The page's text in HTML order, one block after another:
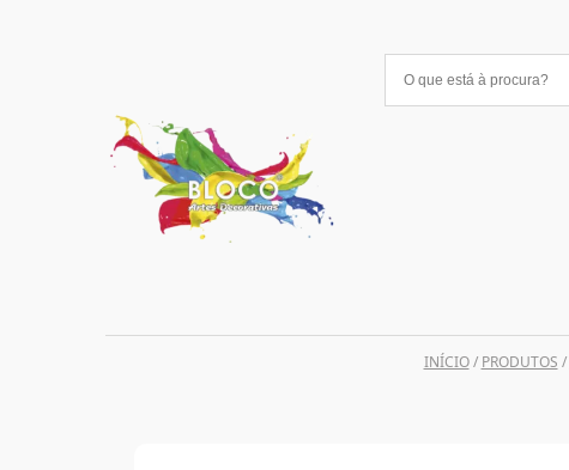
INÍCIO/ PRODUTOS /